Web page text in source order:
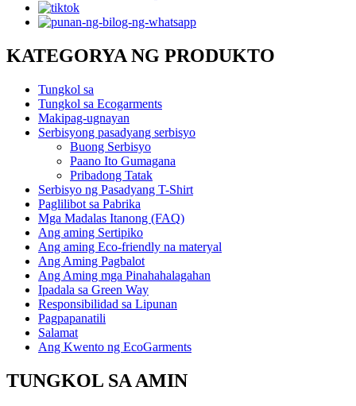
KATEGORYA NG PRODUKTO
Tungkol sa
Tungkol sa Ecogarments
Makipag-ugnayan
Serbisyong pasadyang serbisyo
Buong Serbisyo
Paano Ito Gumagana
Pribadong Tatak
Serbisyo ng Pasadyang T-Shirt
Paglilibot sa Pabrika
Mga Madalas Itanong (FAQ)
Ang aming Sertipiko
Ang aming Eco-friendly na materyal
Ang Aming Pagbalot
Ang Aming mga Pinahahalagahan
Ipadala sa Green Way
Responsibilidad sa Lipunan
Pagpapanatili
Salamat
Ang Kwento ng EcoGarments
TUNGKOL SA AMIN